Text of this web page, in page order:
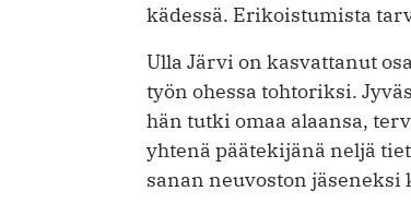
kädessä. Erikoistumista
Ulla Järvi on kasvattanut
työn ohessa tohtoriksi.
hän tutki omaa alaansa,
yhtenä päätekijänä neljä
sanan neuvoston jäseneksi